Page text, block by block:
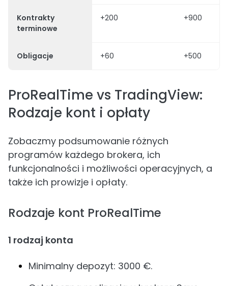
Kontrakty
terminowe
+200 +900
Obligacje +60 +500
ProRealTime vs TradingView:
Rodzaje kont i opłaty
Zobaczmy podsumowanie różnych
programów każdego brokera, ich
funkcjonalności i możliwości operacyjnych, a
także ich prowizje i opłaty.
Rodzaje kont ProRealTime
1 rodzaj konta
Minimalny depozyt: 3000 €.